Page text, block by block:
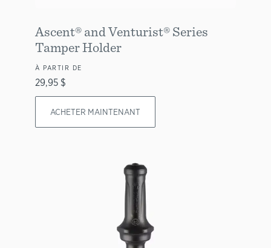
Ascent® and Venturist® Series
Tamper Holder
À PARTIR DE
29,95 $
ACHETER MAINTENANT